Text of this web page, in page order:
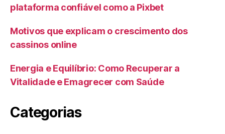
plataforma confiável como a Pixbet
Motivos que explicam o crescimento dos
cassinos online
Energia e Equilíbrio: Como Recuperar a
Vitalidade e Emagrecer com Saúde
Categorias